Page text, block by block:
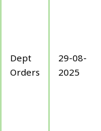
Dept
Orders
29-08-
2025